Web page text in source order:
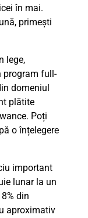
în mai.
primești
lege,
program full-
domeniul
plătite
Poți
o înțelegere
important
lunar la un
din
aproximativ